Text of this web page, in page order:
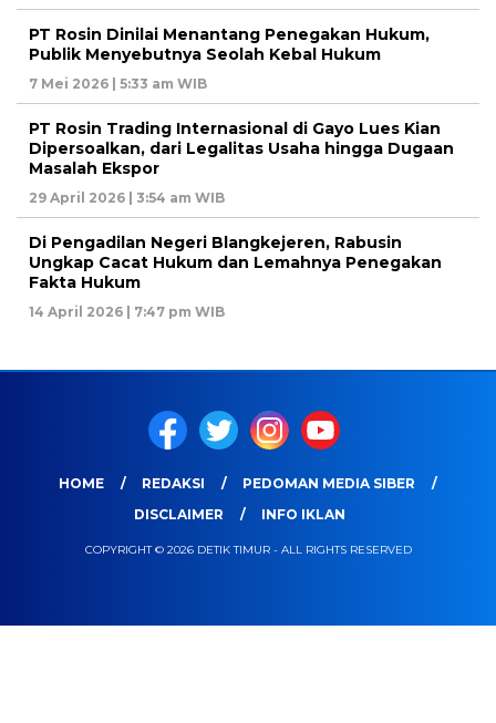
PT Rosin Dinilai Menantang Penegakan Hukum,
Publik Menyebutnya Seolah Kebal Hukum
7 Mei 2026 | 5:33 am WIB
PT Rosin Trading Internasional di Gayo Lues Kian
Dipersoalkan, dari Legalitas Usaha hingga Dugaan
Masalah Ekspor
29 April 2026 | 3:54 am WIB
Di Pengadilan Negeri Blangkejeren, Rabusin
Ungkap Cacat Hukum dan Lemahnya Penegakan
Fakta Hukum
14 April 2026 | 7:47 pm WIB
HOME REDAKSI
PEDOMAN MEDIA SIBER
DISCLAIMER
INFO IKLAN
COPYRIGHT © 2026 DETIK TIMUR - ALL RIGHTS RESERVED